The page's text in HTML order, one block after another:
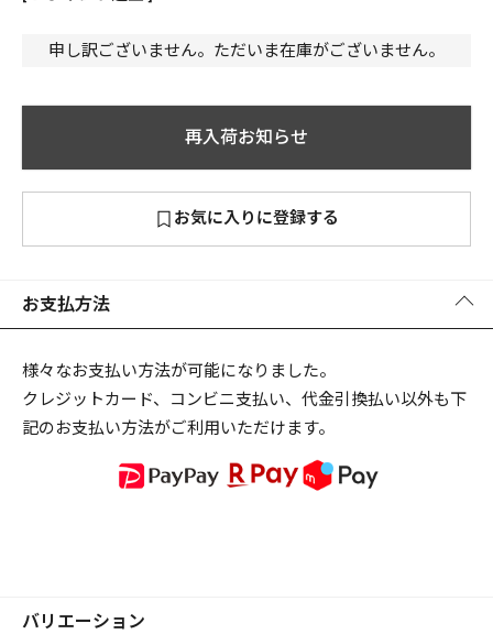
2026NEW PRODUCTS
新作
リセット この内容で検索する
申し訳ございません。ただいま在庫がございません。
再入荷お知らせ
お気に入りに登録する
お支払方法
様々なお支払い方法が可能になりました。
クレジットカード、コンビニ支払い、代金引換払い以外も下
記のお支払い方法がご利用いただけます。
バリエーション